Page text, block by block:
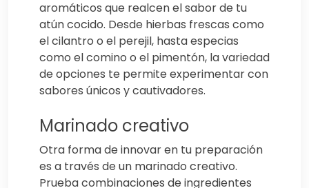
aromáticos que realcen el sabor de tu
atún cocido. Desde hierbas frescas como
el cilantro o el perejil, hasta especias
como el comino o el pimentón, la variedad
de opciones te permite experimentar con
sabores únicos y cautivadores.
Marinado creativo
Otra forma de innovar en tu preparación
es a través de un marinado creativo.
Prueba combinaciones de ingredientes